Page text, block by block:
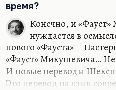
время?
Конечно, и «Фауст»
нуждается в
нового «Фауста» –
«Фауст» Микушевича…
И новые переводы
Это перевод на язык